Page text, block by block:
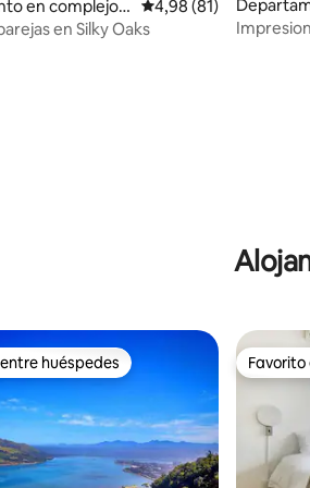
en complejo r
Riebeek-Kastee
Calificación
4,98 (81)
en Silky Oaks
los huéspedes más destacados
huéspedes